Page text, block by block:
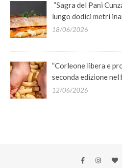
“Sagra del Pani
lungo dodici metri
18/06/2026
“Corleone libera e
seconda edizione nel
12/06/2026